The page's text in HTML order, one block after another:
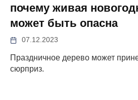
почему живая
может быть опасна
07.12.2023
Праздничное дерево может
сюрприз.